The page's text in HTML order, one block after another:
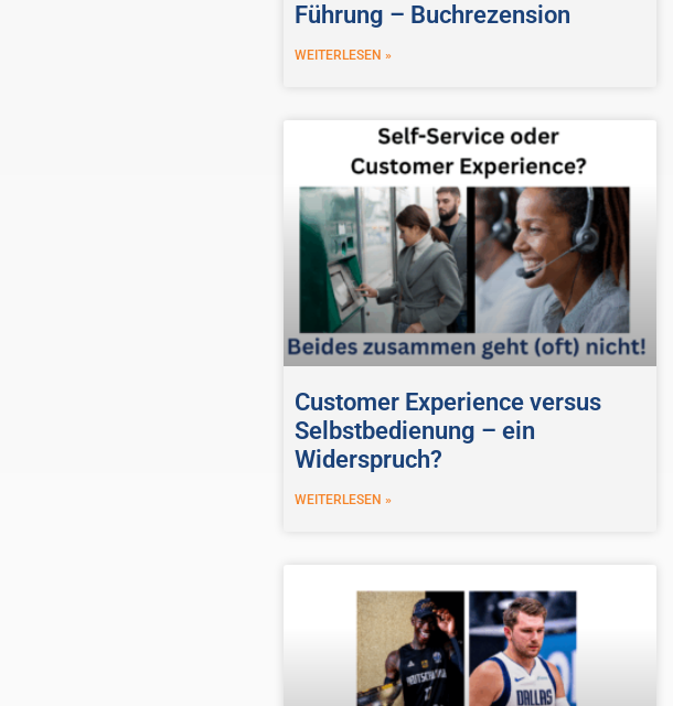
Führung – Buchrezension
WEITERLESEN »
Customer Experience versus
Selbstbedienung – ein
Widerspruch?
WEITERLESEN »